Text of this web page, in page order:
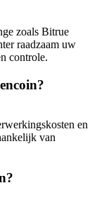
zoals Bitrue
raadzaam uw
controle.
en
van